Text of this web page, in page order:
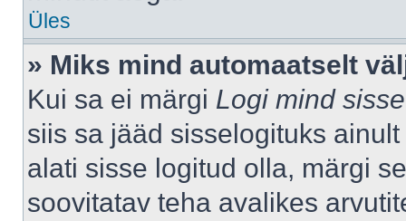
Üles
» Miks mind automaatselt
Kui sa ei märgi Logi mind
siis sa jääd sisselogituks
alati sisse logitud olla, märgi
soovitatav teha avalikes